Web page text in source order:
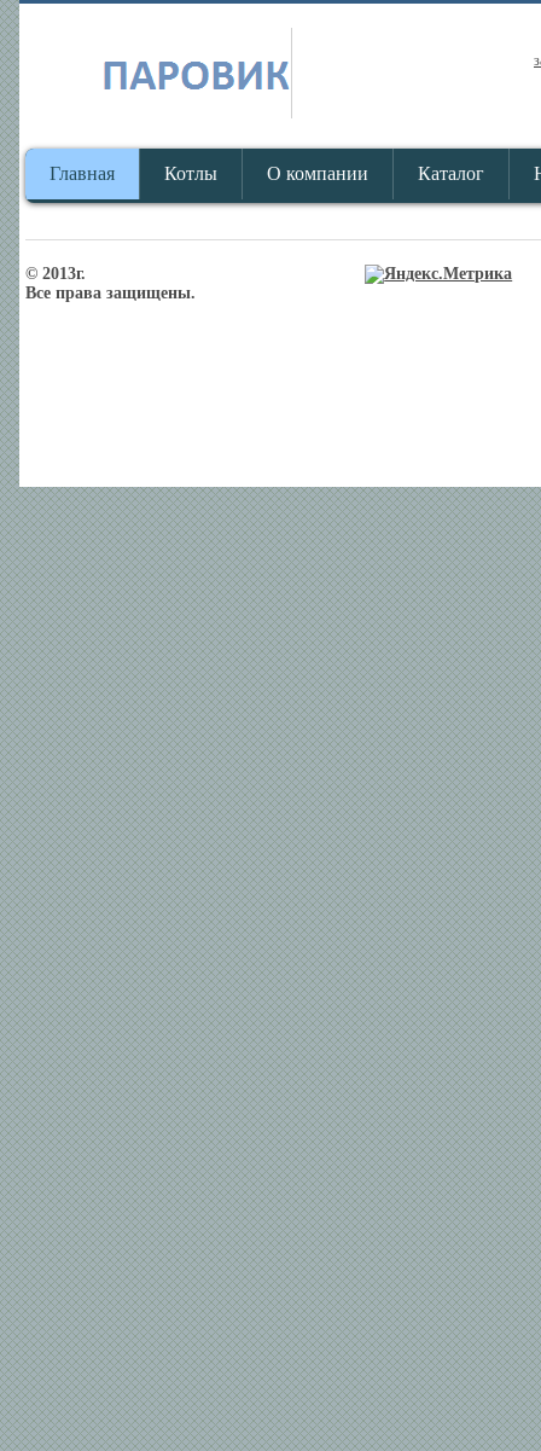
Главная Котлы О компании Каталог
© 2013г.
Все права защищены.